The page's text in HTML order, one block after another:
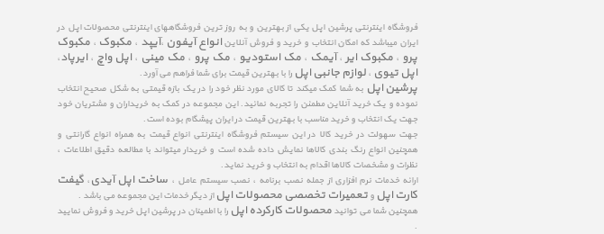
فروشگاه اینترنتی پرشین اپل یکی از بهترین و به روز ترین فروشگاههای اینترنتی محصولات اپل در
ایران میباشد که امکان انتخاب و خرید و فروش آنلاینانواع آیفون ،آیپد ، مکبوک ، مکبوک
پرو ، مکبوک ایر ، آیمک ، مک استودیو ، مک پرو ، مک مینی ، اپل واچ ، ایرپاد،
اپل تیوی ، لوازم جانبی اپل را با بهترین قیمت برای شما فراهم می آورد.
پرشین اپل به شما کمک میکند تا کالای مورد نظر خود را در یک بازه قیمتی به شکل صحیح انتخاب
نموده و یک خرید آنلاین مطمئن را تجربه نمائید. این مجموعه در کمک به خریداران و مشتریان خود
جهت یک انتخاب و خرید مناسب با بهترین قیمت در ایران پیشگام بوده است.
جهت سهولت در خرید کالا در این سیستم فروشگاه اینترنتی انواع قیمت به همراه انواع گارانتی و
همچنین انواع رنگ بندی کالاها نمایش داده شده است و خریدار میتواند با مطالعه دقیق اطلاعات ،
نظرات و مشخصات کالاها اقدام به انتخاب و خرید نماید.
ارائه خدمات نرم افزاری از جمله نصب برنامه ، نصب سیستم عامل ، ساخت اپل آیدی ، گیفت
کارت اپل و تعمیرات تخصصی محصولات اپل از دیگر خدمات این مجموعه می باشد .
همچنین شما می توانید محصولات کارکرده اپل را با اطمینان در پرشین اپل خرید و فروش نمایید
.